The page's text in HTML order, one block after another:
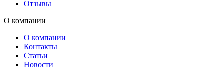
Отзывы
О компании
О компании
Контакты
Статьи
Новости